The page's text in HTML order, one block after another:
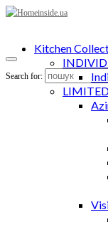
Search for:
Kitchen